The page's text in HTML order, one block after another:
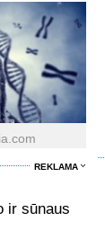
REKLAMA
ir sūnaus